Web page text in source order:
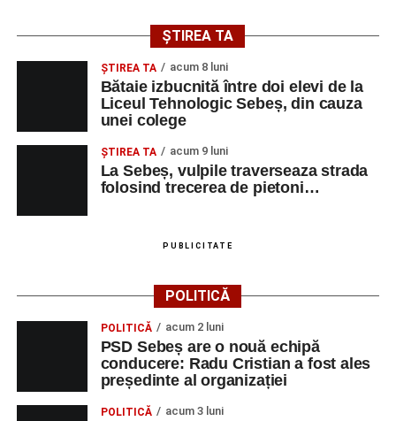
ȘTIREA TA
ŞTIREA TA acum 8 luni
Bătaie izbucnită între doi elevi de la
Liceul Tehnologic Sebeș, din cauza
unei colege
ŞTIREA TA acum 9 luni
La Sebeș, vulpile traverseaza strada
folosind trecerea de pietoni…
PUBLICITATE
POLITICĂ
POLITICĂ acum 2 luni
PSD Sebeș are o nouă echipă
conducere: Radu Cristian a fost ales
președinte al organizației
POLITICĂ acum 3 luni